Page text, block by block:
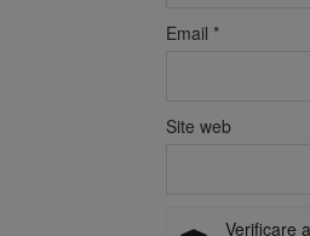
Email *
Site web
Verificare